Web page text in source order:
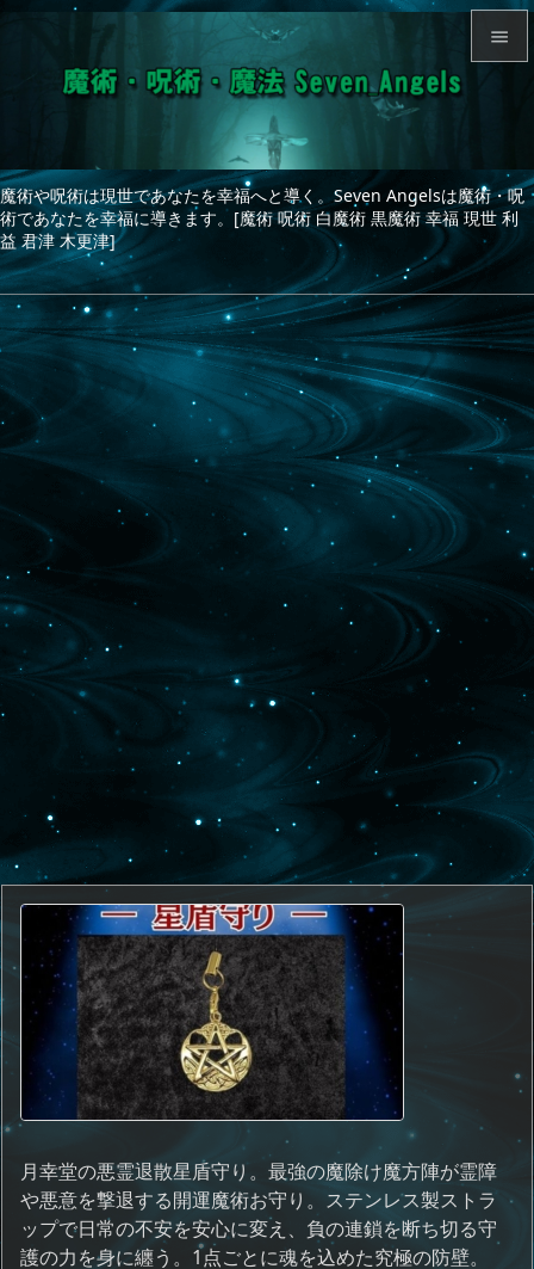
魔術や呪術は現世であなたを幸福へと導く。Seven Angelsは魔術・呪
術であなたを幸福に導きます。[魔術 呪術 白魔術 黒魔術 幸福 現世 利
益 君津 木更津]

サイド


次へ

月幸堂の悪霊退散星盾守り。最強の魔除け魔方陣が霊障
や悪意を撃退する開運魔術お守り。ステンレス製ストラ
ップで日常の不安を安心に変え、負の連鎖を断ち切る守
護の力を身に纏う。1点ごとに魂を込めた究極の防壁。